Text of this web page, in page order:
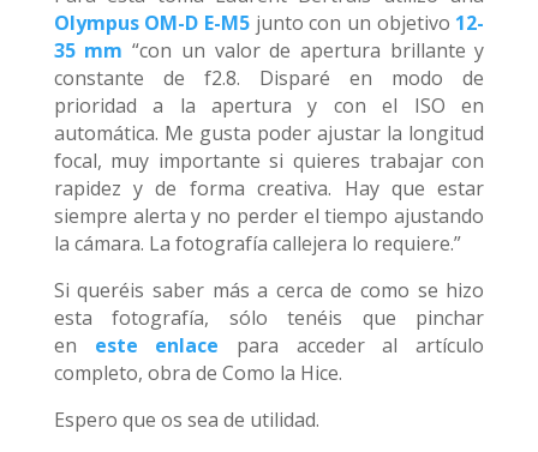
Olympus OM-D E-M5 junto con un objetivo 12-
35 mm “con un valor de apertura brillante y
constante de f2.8. Disparé en modo de
prioridad a la apertura y con el ISO en
automática. Me gusta poder ajustar la longitud
focal, muy importante si quieres trabajar con
rapidez y de forma creativa. Hay que estar
siempre alerta y no perder el tiempo ajustando
la cámara. La fotografía callejera lo requiere.”
Si queréis saber más a cerca de como se hizo
esta fotografía, sólo tenéis que pinchar
en este enlace para acceder al artículo
completo, obra de Como la Hice.
Espero que os sea de utilidad.